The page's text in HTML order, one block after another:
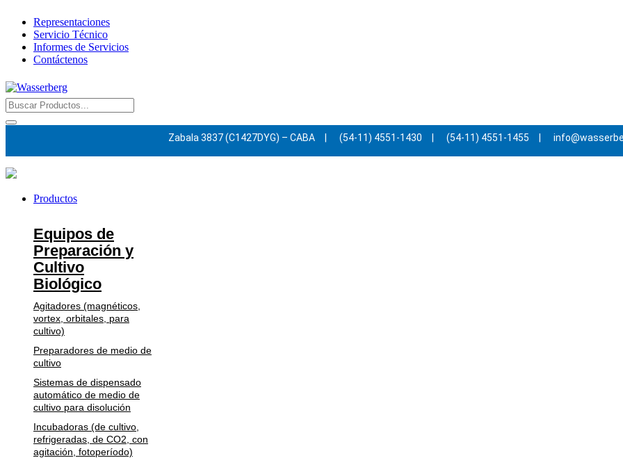
Representaciones
Servicio Técnico
Informes de Servicios
Contáctenos
Zabala 3837 (C1427DYG) – CABA (54-11) 4551-1430 (54-11) 4551-1455
Productos
Equipos de
Preparación y
Cultivo
Biológico
Agitadores (magnéticos,
vortex, orbitales, para
cultivo)
Preparadores de medio de
cultivo
Sistemas de dispensado
automático de medio de
cultivo para disolución
Incubadoras (de cultivo,
refrigeradas, de CO2, con
agitación, fotoperíodo)